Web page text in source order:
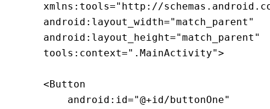
xmlns:tools="http://
    android:layout_width="match_parent"
    android:layout_height="match_parent"
    tools:context=".MainActivity">
    <Button
        android:id="@+id/buttonOne"